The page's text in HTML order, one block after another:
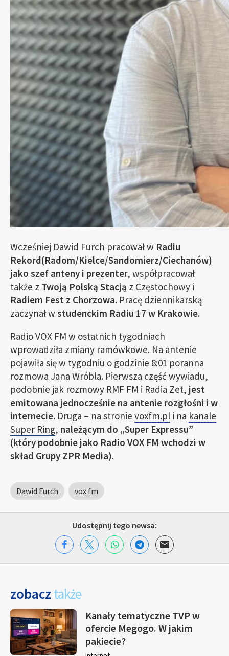
Wcześniej Dawid Furch pracował w Radiu
Rekord(Radom/Kielce/Sandomierz/Ciechanów)
jako szef anteny i prezenter, współpracował
także z Twoją Polską Stacją z Częstochowy i
Radiem Fest z Chorzowa. Pracę dziennikarską
zaczynał w studenckim Radiu 17 w Krakowie.
Radio VOX FM w ostatnich tygodniach
wprowadziła zmiany ramówkowe. Na antenie
pojawiła się w tygodniu o godzinie 8:01 poranna
rozmowa Jana Wróbla. Pierwsza część wywiadu,
podobnie jak rozmowy RMF FM i Radia Zet, jest
emitowana jednocześnie na antenie rozgłośni i w
internecie. Druga – na stronie voxfm.pl i na kanale
Super Ring, należącym do „Super Expressu”
(który podobnie jako Radio VOX FM wchodzi w
skład Grupy ZPR Media).
Dawid Furch vox fm
Udostępnij tego newsa:
zobacz także
Kanały tematyczne TVP w
ofercie Megogo. W jakim
pakiecie?